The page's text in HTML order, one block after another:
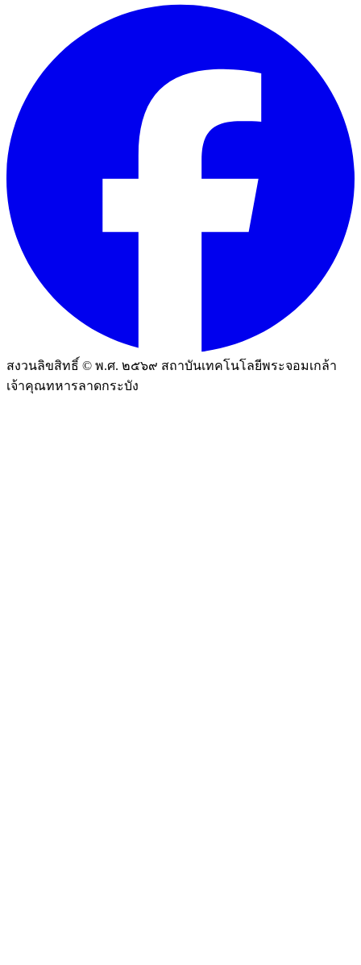
สงวนลิขสิทธิ์ © พ.ศ. ๒๕๖๙ สถาบันเทคโนโลยีพระจอมเกล้า
เจ้าคุณทหารลาดกระบัง